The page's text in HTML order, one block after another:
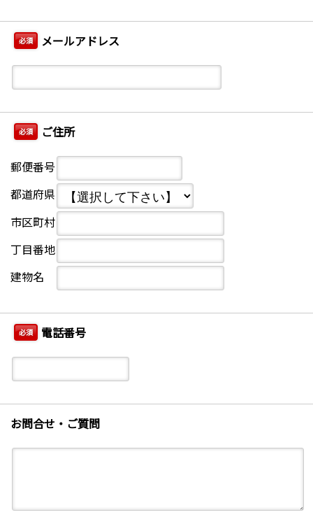
必須 メールアドレス
必須 ご住所
郵便番号
都道府県
市区町村
丁目番地
建物名
必須 電話番号
お問合せ・ご質問